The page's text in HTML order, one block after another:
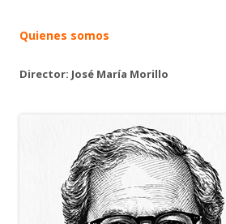
Quienes somos
Director: José María Morillo